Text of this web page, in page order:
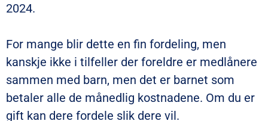
2024.
For mange blir dette en fin fordeling, men
kanskje ikke i tilfeller der foreldre er medlånere
sammen med barn, men det er barnet som
betaler alle de månedlig kostnadene. Om du er
gift kan dere fordele slik dere vil.